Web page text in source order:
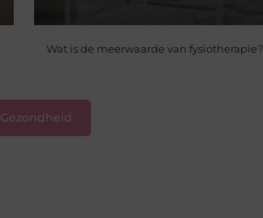
Wat is de meerwaarde van fysiotherapie?
Gezondheid